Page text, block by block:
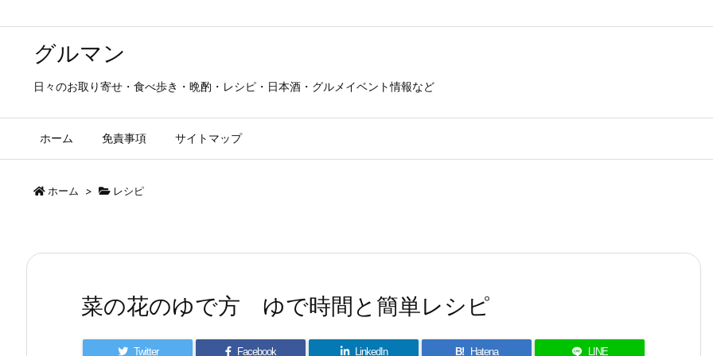
グルマン
日々のお取り寄せ・食べ歩き・晩酌・レシピ・日本酒・グルメイベント情報など
ホーム 免責事項 サイトマップ
ホーム > レシピ
菜の花のゆで方 ゆで時間と簡単レシピ
Twitter Facebook LinkedIn B! Hatena LINE